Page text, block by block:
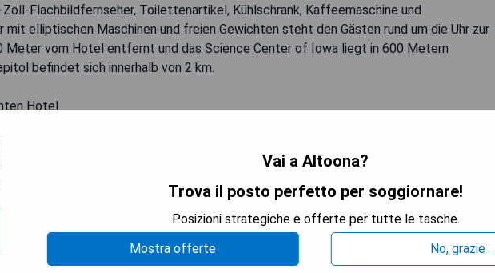
Flachbildfernseher, Toilettenartikel, Kühlschrank, Kaffeemaschine und
elliptischen Maschinen und freien Gewichten steht den Gästen rund um die Uhr zur
Meter vom Hotel entfernt und das Science Center of Iowa liegt in 600 Metern
befindet sich innerhalb von 2 km.
Hotel
geöffnet
Attraktionen
Annehmlichkeiten
MOSTRA I PREZZI
Vai a Altoona?
Trova il posto perfetto per soggiornare!
Posizioni strategiche e offerte per tutte le tasche.
Mostra offerte
No, grazie